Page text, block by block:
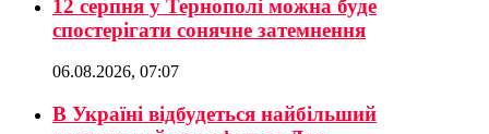
12 серпня у Тернополі можна буде
спостерігати сонячне затемнення
06.08.2026, 07:07
В Україні відбудеться найбільший